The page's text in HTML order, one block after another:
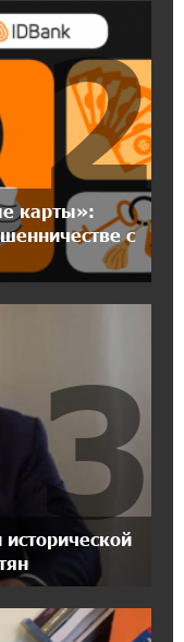
Ucom в
по новому адресу
авиабилетов
Center помогают
мощностью
в Италию среди
World
но связи
карты»:
с
2
3